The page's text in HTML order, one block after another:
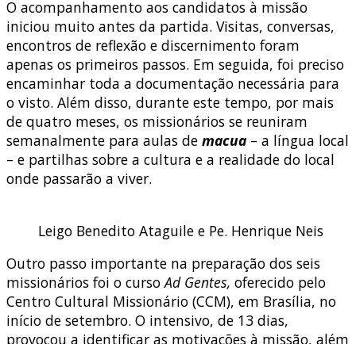
O acompanhamento aos candidatos à missão
iniciou muito antes da partida. Visitas, conversas,
encontros de reflexão e discernimento foram
apenas os primeiros passos. Em seguida, foi preciso
encaminhar toda a documentação necessária para
o visto. Além disso, durante este tempo, por mais
de quatro meses, os missionários se reuniram
semanalmente para aulas de macua – a língua local
– e partilhas sobre a cultura e a realidade do local
onde passarão a viver.
Leigo Benedito Ataguile e Pe. Henrique Neis
Outro passo importante na preparação dos seis
missionários foi o cursoAd Gentes, oferecido pelo
Centro Cultural Missionário (CCM), em Brasília, no
início de setembro. O intensivo, de 13 dias,
provocou a identificar as motivações à missão, além